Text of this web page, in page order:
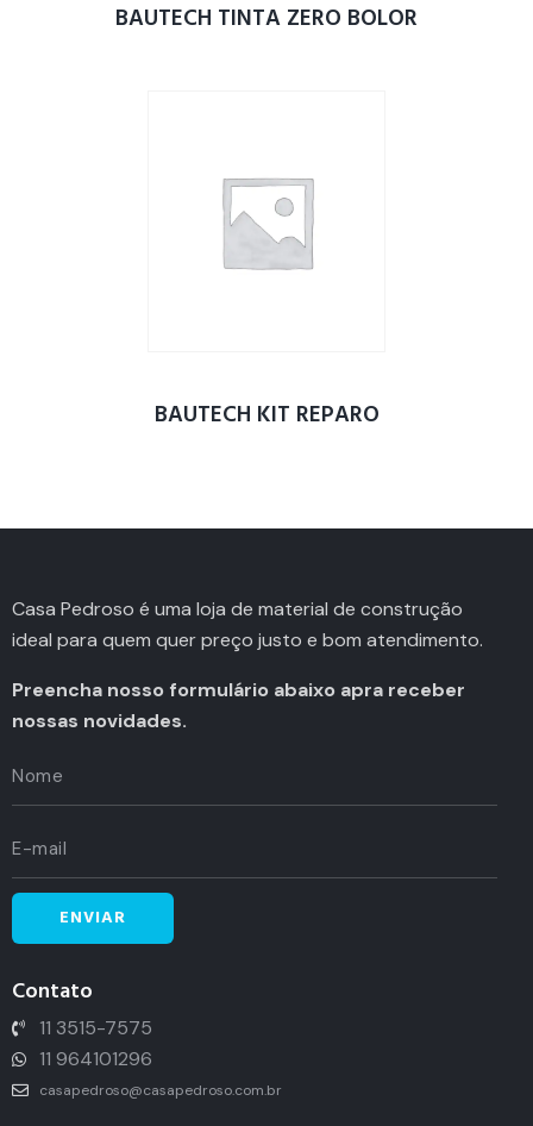
BAUTECH TINTA ZERO BOLOR
BAUTECH KIT REPARO
Casa Pedroso é uma loja de material de construção
ideal para quem quer preço justo e bom atendimento.
Preencha nosso formulário abaixo apra receber
nossas novidades.
Contato
11 3515-7575
11 964101296
casapedroso@casapedroso.com.br